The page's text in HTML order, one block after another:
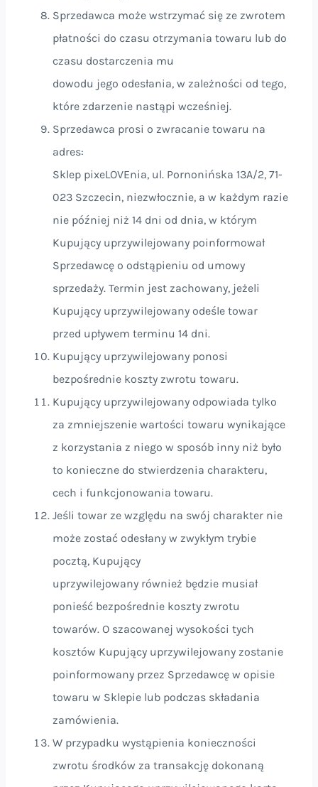
Sprzedawca może wstrzymać się ze zwrotem
płatności do czasu otrzymania towaru lub do
czasu dostarczenia mu
dowodu jego odesłania, w zależności od tego,
które zdarzenie nastąpi wcześniej.
Sprzedawca prosi o zwracanie towaru na
adres:
Sklep pixeLOVEnia, ul. Pornonińska 13A/2, 71-
023 Szczecin, niezwłocznie, a w każdym razie
nie później niż 14 dni od dnia, w którym
Kupujący uprzywilejowany poinformował
Sprzedawcę o odstąpieniu od umowy
sprzedaży. Termin jest zachowany, jeżeli
Kupujący uprzywilejowany odeśle towar
przed upływem terminu 14 dni.
Kupujący uprzywilejowany ponosi
bezpośrednie koszty zwrotu towaru.
Kupujący uprzywilejowany odpowiada tylko
za zmniejszenie wartości towaru wynikające
z korzystania z niego w sposób inny niż było
to konieczne do stwierdzenia charakteru,
cech i funkcjonowania towaru.
Jeśli towar ze względu na swój charakter nie
może zostać odesłany w zwykłym trybie
pocztą, Kupujący
uprzywilejowany również będzie musiał
ponieść bezpośrednie koszty zwrotu
towarów. O szacowanej wysokości tych
kosztów Kupujący uprzywilejowany zostanie
poinformowany przez Sprzedawcę w opisie
towaru w Sklepie lub podczas składania
zamówienia.
W przypadku wystąpienia konieczności
zwrotu środków za transakcję dokonaną